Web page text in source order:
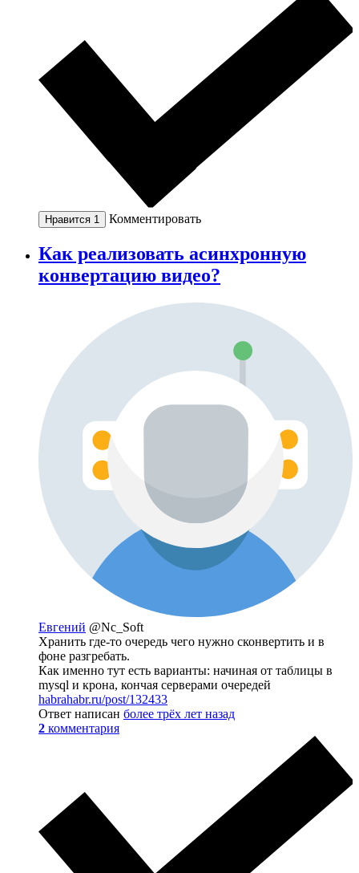
Нравится 1 Комментировать
Как реализовать асинхронную
конвертацию видео?
Евгений @Nc_Soft
Хранить где-то очередь чего нужно сконвертить и в
фоне разгребать.
Как именно тут есть варианты: начиная от таблицы в
mysql и крона, кончая серверами очередей
habrahabr.ru/post/132433
Ответ написан более трёх лет назад
2 комментария